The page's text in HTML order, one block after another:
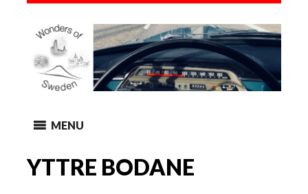
MENU
YTTRE BODANE